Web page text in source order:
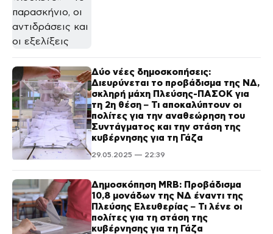
Δύο νέες δημοσκοπήσεις:
Διευρύνεται το προβάδισμα της ΝΔ,
σκληρή μάχη Πλεύσης-ΠΑΣΟΚ για
τη 2η θέση – Τι αποκαλύπτουν οι
πολίτες για την αναθεώρηση του
Συντάγματος και την στάση της
κυβέρνησης για τη Γάζα
29.05.2025 — 22:39
Δημοσκόπηση MRB: Προβάδισμα
10,8 μονάδων της ΝΔ έναντι της
Πλεύσης Ελευθερίας – Τι λένε οι
πολίτες για τη στάση της
κυβέρνησης για τη Γάζα